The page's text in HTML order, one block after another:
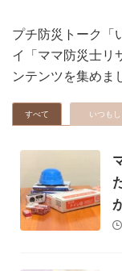
停電 備蓄
外出中
暮らし方 検証
避難所
防災学習 非
プチ防災トーク「
イ「ママ防災士リ
ンテンツを集めま
すべて いつも